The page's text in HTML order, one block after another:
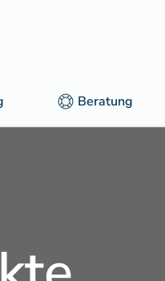
Beratung